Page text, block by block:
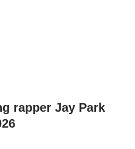
rapper Jay Park